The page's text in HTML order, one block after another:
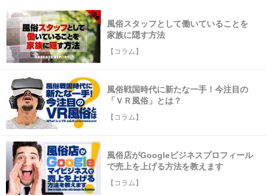
風俗スタッフとして働いていることを
家族に隠す方法
【コラム】
風俗戦国時代に新たな一手！今注目の
「ＶＲ風俗」とは？
【コラム】
風俗店がGoogleビジネスプロフィール
で売上を上げる方法を教えます
【コラム】